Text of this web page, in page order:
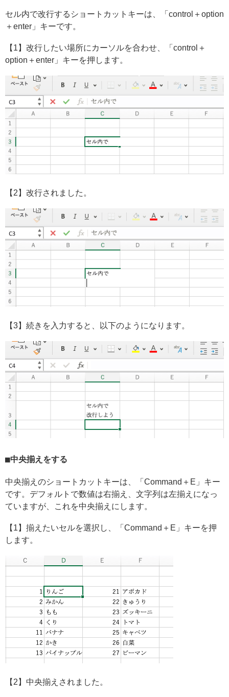
セル内で改行するショートカットキーは、「control＋option
＋enter」キーです。
【1】改行したい場所にカーソルを合わせ、「control＋
option＋enter」キーを押します。
【2】改行されました。
【3】続きを入力すると、以下のようになります。
中央揃えをする
中央揃えのショートカットキーは、「Command＋E」キー
です。デフォルトで数値は右揃え、文字列は左揃えになっ
ていますが、これを中央揃えにします。
【1】揃えたいセルを選択し、「Command＋E」キーを押
します。
【2】中央揃えされました。